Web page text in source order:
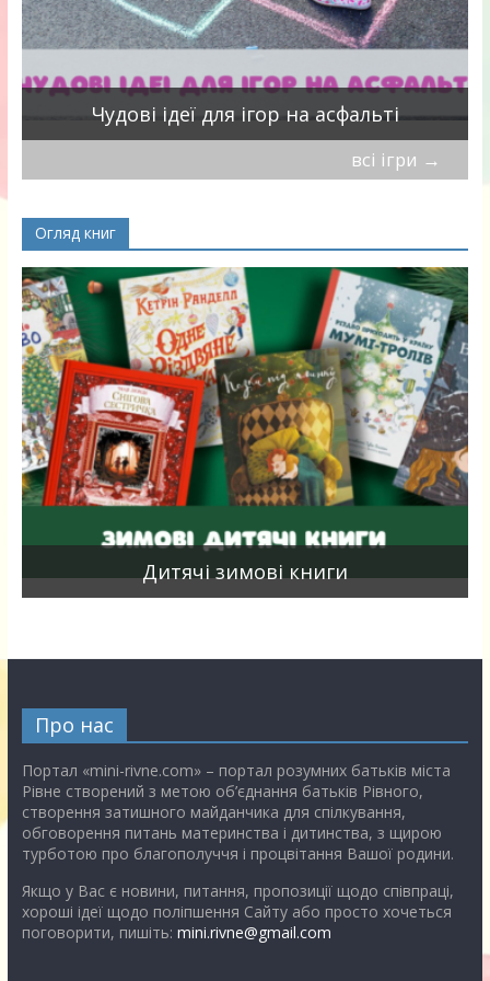
Чудові ідеї для ігор на асфальті
всі ігри →
Огляд книг
Дитячі зимові книги
Про нас
Портал «mini-rivne.com» – портал розумних батьків міста
Рівне створений з метою об’єднання батьків Рівного,
створення затишного майданчика для спілкування,
обговорення питань материнства і дитинства, з щирою
турботою про благополуччя і процвітання Вашої родини.
Якщо у Вас є новини, питання, пропозиції щодо співпраці,
хороші ідеї щодо поліпшення Сайту або просто хочеться
поговорити, пишіть: mini.rivne@gmail.com